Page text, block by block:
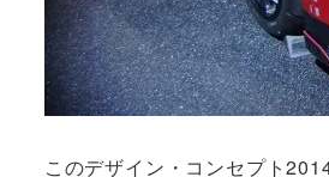
このデザイン・コンセプト